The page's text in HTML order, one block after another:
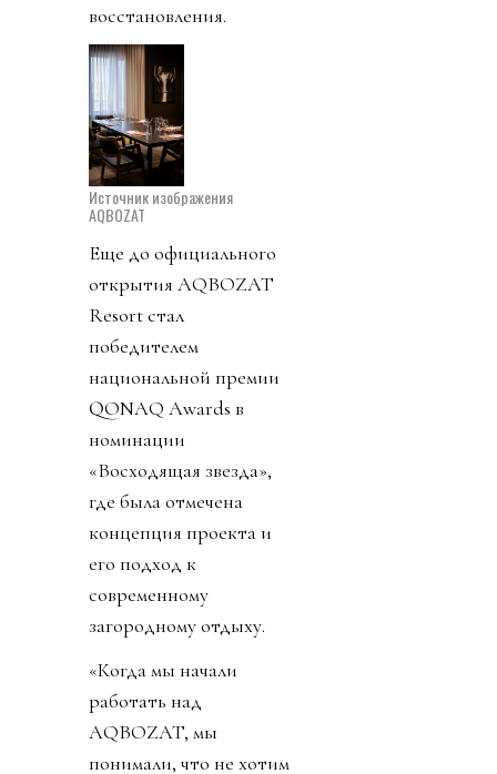
восстановления.
Источник изображения
AQBOZAT
Еще до официального
открытия AQBOZAT
Resort стал
победителем
национальной премии
QONAQ Awards в
номинации
«Восходящая звезда»,
где была отмечена
концепция проекта и
его подход к
современному
загородному отдыху.
«Когда мы начали
работать над
AQBOZAT, мы
понимали, что не хотим